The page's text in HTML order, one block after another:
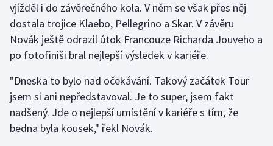
Stolní tenis
Triatlon
Veslování
Vodní slalom
Volejbal
vjížděl i do závěrečného kola. V něm se však přes něj
dostala trojice Klaebo, Pellegrino a Skar. V závěru
Novák ještě odrazil útok Francouze Richarda Jouveho a
po fotofiniši bral nejlepší výsledek v kariéře.
"Dneska to bylo nad očekávání. Takový začátek Tour
jsem si ani nepředstavoval. Je to super, jsem fakt
nadšený. Jde o nejlepší umístění v kariéře s tím, že
bedna byla kousek," řekl Novák.